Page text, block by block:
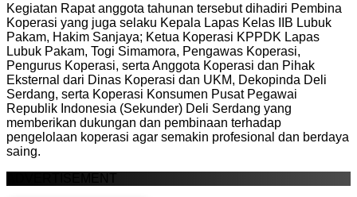
Kegiatan Rapat anggota tahunan tersebut dihadiri Pembina
Koperasi yang juga selaku Kepala Lapas Kelas IIB Lubuk
Pakam, Hakim Sanjaya; Ketua Koperasi KPPDK Lapas
Lubuk Pakam, Togi Simamora, Pengawas Koperasi,
Pengurus Koperasi, serta Anggota Koperasi dan Pihak
Eksternal dari Dinas Koperasi dan UKM, Dekopinda Deli
Serdang, serta Koperasi Konsumen Pusat Pegawai
Republik Indonesia (Sekunder) Deli Serdang yang
memberikan dukungan dan pembinaan terhadap
pengelolaan koperasi agar semakin profesional dan berdaya
saing.
ADVERTISEMENT